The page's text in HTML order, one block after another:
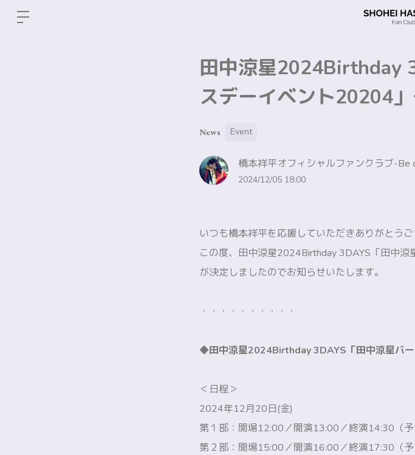
田中涼星2024Birthday
スデーイベント20204
News Event
橋本祥平オフィシャルファンクラブ-Be
2024/12/05 18:00
いつも橋本祥平を応援していただきありがとうご
この度、田中涼星2024Birthday 3DAYS「田中
が決定しましたのでお知らせいたします。
・・・・・・・・・・
◆田中涼星2024Birthday 3DAYS「田中涼星バー
＜日程＞
2024年12月20日(金)
第１部：開場12:00／開演13:00／終演14:30（予
第２部：開場15:00／開演16:00／終演17:30（予